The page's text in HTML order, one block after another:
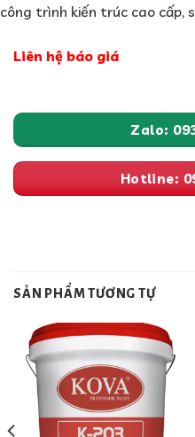
công trình kiến trúc cao cấp,
Liên hệ báo giá
Zalo:
Hotline:
SẢN PHẨM TƯƠNG TỰ